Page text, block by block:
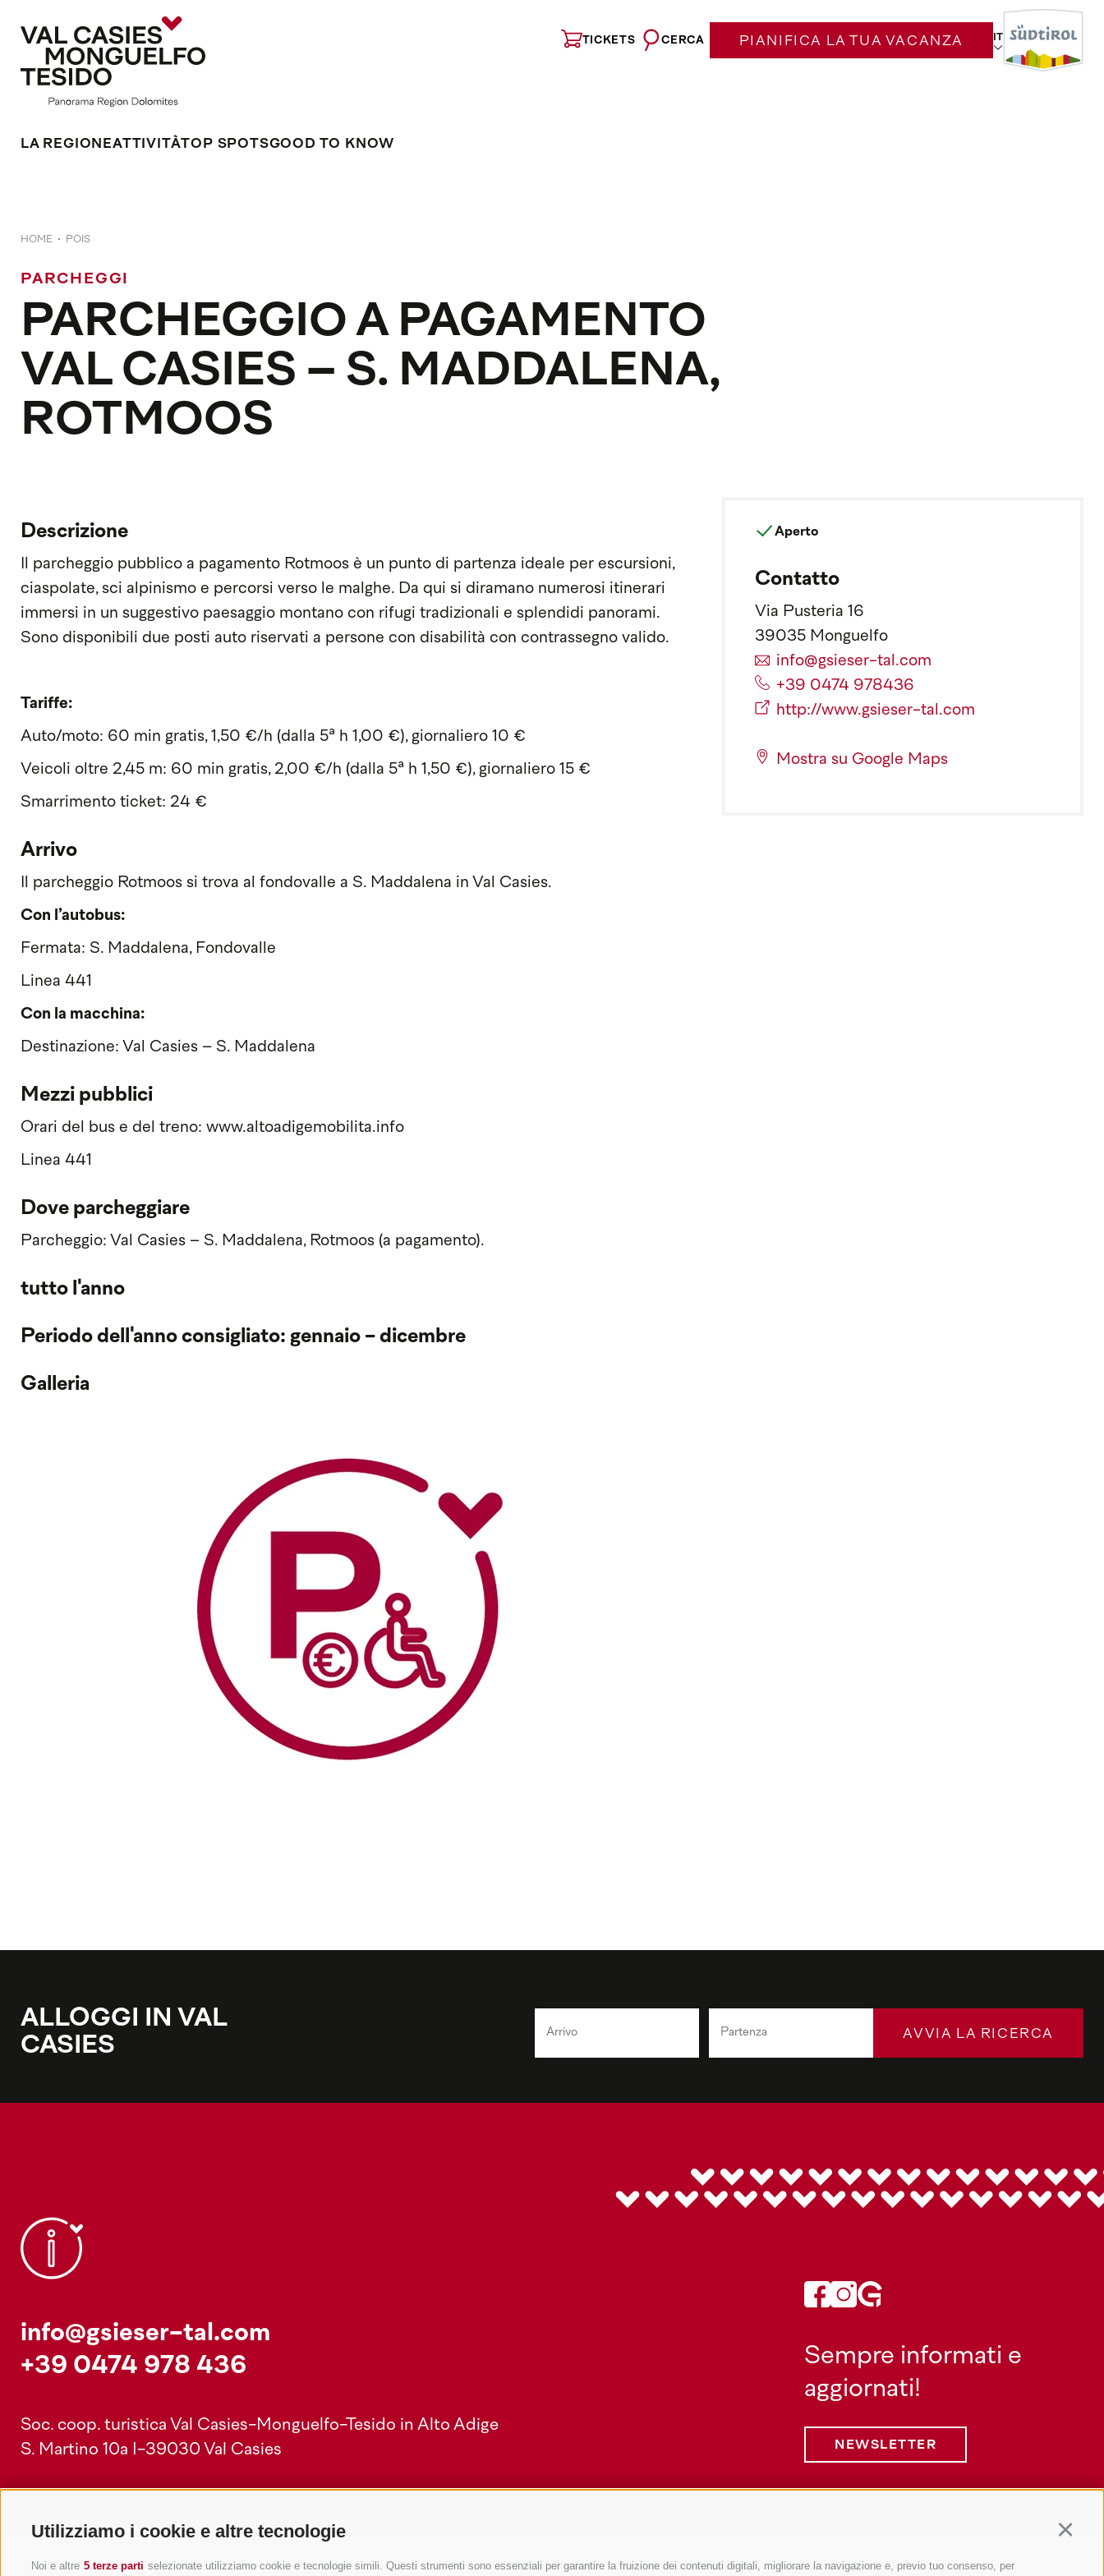
Utilizziamo i cookie e altre tecnologie
Noi e altre 5 terze parti selezionate utilizziamo cookie e tecnologie simili. Questi strumenti sono essenziali per garantire la fruizione dei contenuti digitali, migliorare la navigazione e, previo tuo consenso, per
TICKETS CERCA PIANIFICA LA TUA VACANZA IT
LA REGIONEATTIVITÀ TOP SPOTSGOOD TO KNOW
HOME POIS
PARCHEGGI
PARCHEGGIO A PAGAMENTO
VAL CASIES – S. MADDALENA,
ROTMOOS
Descrizione
Il parcheggio pubblico a pagamento Rotmoos è un punto di partenza ideale per escursioni,
ciaspolate, sci alpinismo e percorsi verso le malghe. Da qui si diramano numerosi itinerari
immersi in un suggestivo paesaggio montano con rifugi tradizionali e splendidi panorami.
Sono disponibili due posti auto riservati a persone con disabilità con contrassegno valido.
Tariffe:
Auto/moto: 60 min gratis, 1,50 €/h (dalla 5ª h 1,00 €), giornaliero 10 €
Veicoli oltre 2,45 m: 60 min gratis, 2,00 €/h (dalla 5ª h 1,50 €), giornaliero 15 €
Smarrimento ticket: 24 €
Arrivo
Il parcheggio Rotmoos si trova al fondovalle a S. Maddalena in Val Casies.
Con l’autobus:
Fermata: S. Maddalena, Fondovalle
Linea 441
Con la macchina:
Destinazione: Val Casies – S. Maddalena
Mezzi pubblici
Orari del bus e del treno: www.altoadigemobilita.info
Linea 441
Dove parcheggiare
Parcheggio: Val Casies – S. Maddalena, Rotmoos (a pagamento).
tutto l'anno
Periodo dell'anno consigliato: gennaio - dicembre
Galleria
Aperto
Contatto
Via Pusteria 16
39035 Monguelfo
info@gsieser-tal.com
+39 0474 978436
http://www.gsieser-tal.com
Mostra su Google Maps
ALLOGGI IN VAL
CASIES
AVVIA LA RICERCA
info@gsieser-tal.com
+39 0474 978 436
Soc. coop. turistica Val Casies-Monguelfo-Tesido in Alto Adige
S. Martino 10a I-39030 Val Casies
Sempre informati e
aggiornati!
NEWSLETTER